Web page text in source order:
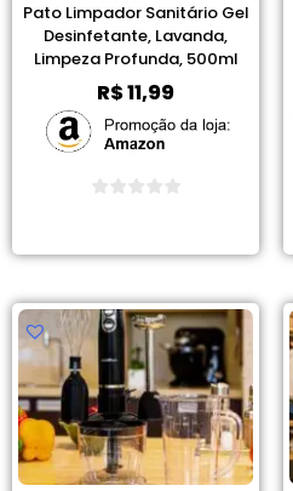
Pato Limpador Sanitário Gel
Desinfetante, Lavanda,
Limpeza Profunda, 500ml
R$11,99